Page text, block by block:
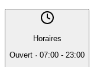
Horaires
Ouvert · 07:00 - 23:00